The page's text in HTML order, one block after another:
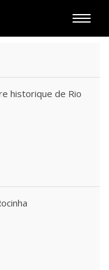
Toggle
historique de Rio